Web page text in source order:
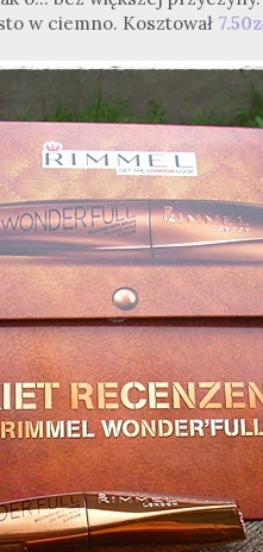
w ciemno. Kosztował